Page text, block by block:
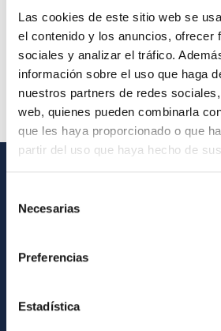
Las cookies de este sitio web se
el contenido y los anuncios, ofrecer
sociales y analizar el tráfico.
información sobre el uso que haga
nuestros partners de redes
web, quienes pueden combinarla
que les haya proporcionado o que
partir del uso que haya hecho de
Necesarias
Preferencias
Estadística
Cómo llegar al IAC
Biblioteca